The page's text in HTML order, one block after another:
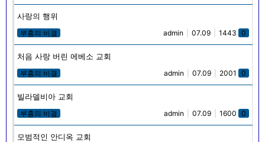
사랑의 행위
부흥의 비결 admin 07.09 1443 0
처음 사랑 버린 에베소 교회
부흥의 비결 admin 07.09 2001 0
빌라델비아 교회
부흥의 비결 admin 07.09 1600 0
모범적인 안디옥 교회